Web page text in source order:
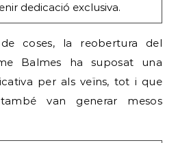
dedicació exclusiva.
coses, la reobertura del
Balmes ha suposat una
per als veïns, tot i que
van generar mesos